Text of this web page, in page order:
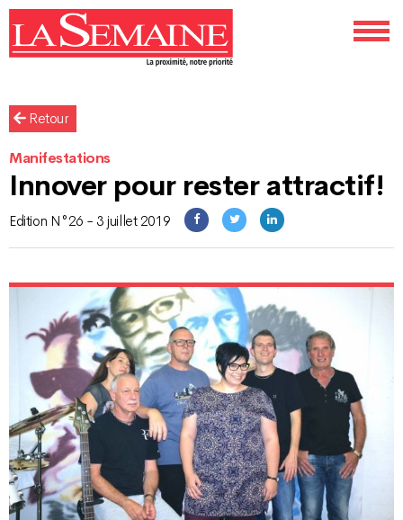
Retour
Manifestations
Innover pour rester attractif!
Edition N°26 - 3 juillet 2019